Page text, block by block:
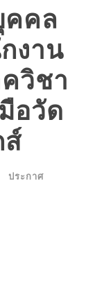
คคล
งาน
วิชา
อวัด
ประกาศ